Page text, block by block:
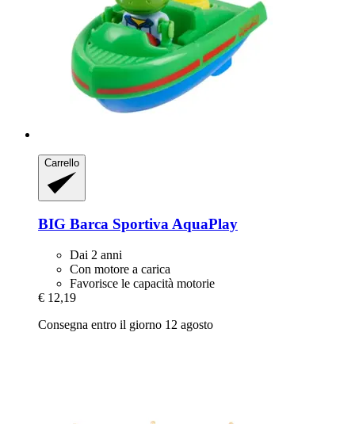
Carrello
BIG Barca Sportiva AquaPlay
Dai 2 anni
Con motore a carica
Favorisce le capacità motorie
€ 12,19
Consegna entro il giorno 12 agosto